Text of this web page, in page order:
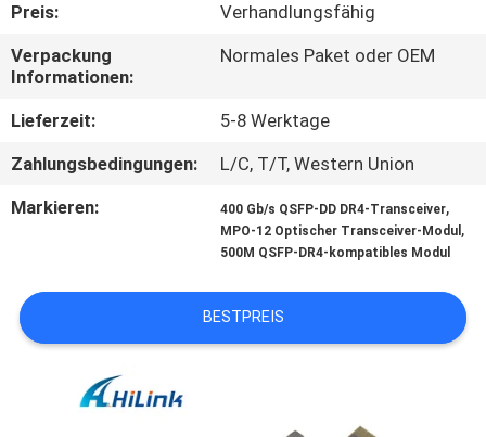
KONTAKT
MIT
UNS
NEUIGKEITEN
RECHTSSACHEN
BITTE UM
EIN
ANGEBOT
Preis:
Verhandlungsfähig
Verpackung
Informationen:
Normales Paket oder OEM
Lieferzeit:
5-8 Werktage
Zahlungsbedingungen:
L/C, T/T, Western Union
Markieren:
400 Gb/s QSFP-DD DR4-Transceiver,
MPO-12 Optischer Transceiver-Modul ,
500M QSFP-DR4-kompatibles Modul
BESTPREIS